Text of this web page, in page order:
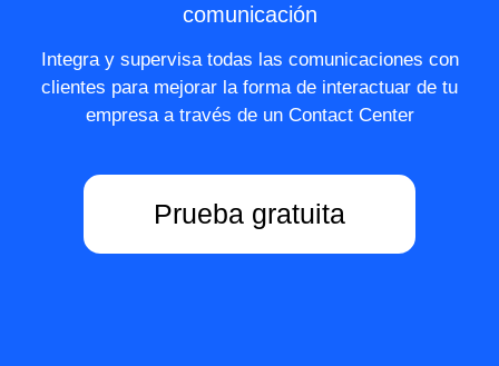
comunicación
Integra y supervisa todas las comunicaciones con
clientes para mejorar la forma de interactuar de tu
empresa a través de un Contact Center
Prueba gratuita